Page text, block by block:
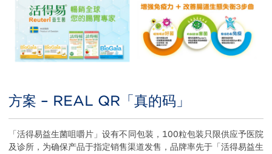
Title
方案 – REAL QR「真的码」
Body
「活得易益生菌咀嚼片」设有不同包装，100粒包装只限供应予医院
及诊所，为确保产品于指定销售渠道发售，品牌率先于「活得易益生